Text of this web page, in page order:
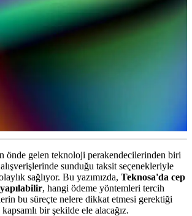
önde gelen teknoloji perakendecilerinden biri
sunduğu taksit seçenekleriyle
sağlıyor. Bu yazımızda, Teknosa'da cep
, hangi ödeme yöntemleri tercih
bu süreçte nelere dikkat etmesi gerektiği
bir şekilde ele alacağız.